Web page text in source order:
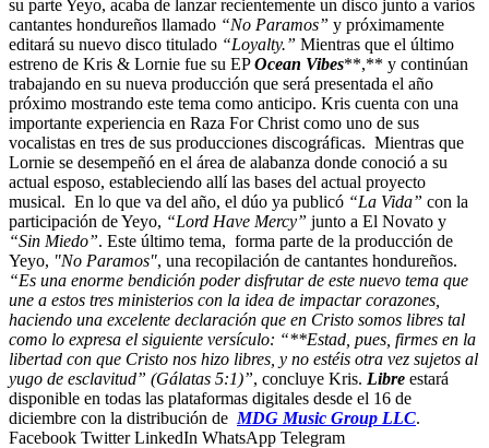
su parte Yeyo, acaba de lanzar recientemente un disco junto a varios
cantantes hondureños llamado “No Paramos” y próximamente
editará su nuevo disco titulado “Loyalty.” Mientras que el último
estreno de Kris & Lornie fue su EPOcean Vibes**,** y continúan
trabajando en su nueva producción que será presentada el año
próximo mostrando este tema como anticipo. Kris cuenta con una
importante experiencia en Raza For Christ como uno de sus
vocalistas en tres de sus producciones discográficas. Mientras que
Lornie se desempeñó en el área de alabanza donde conoció a su
actual esposo, estableciendo allí las bases del actual proyecto
musical. En lo que va del año, el dúo ya publicó “La Vida” con la
participación de Yeyo, “Lord Have Mercy” junto a El Novato y
“Sin Miedo”. Este último tema, forma parte de la producción de
Yeyo, "No Paramos", una recopilación de cantantes hondureños.
“Es una enorme bendición poder disfrutar de este nuevo tema que
une a estos tres ministerios con la idea de impactar corazones,
haciendo una excelente declaración que en Cristo somos libres tal
como lo expresa el siguiente versículo: “**Estad, pues, firmes en la
libertad con que Cristo nos hizo libres, y no estéis otra vez sujetos al
yugo de esclavitud” (Gálatas 5:1)”, concluye Kris. Libre estará
disponible en todas las plataformas digitales desde el 16 de
diciembre con la distribución de MDG Music Group LLC.
Facebook Twitter LinkedIn WhatsApp Telegram